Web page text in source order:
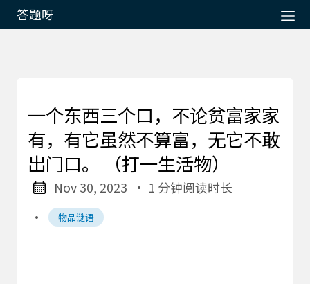
答题呀
一个东西三个口，不论贫富家家
有，有它虽然不算富，无它不敢
出门口。 （打一生活物）
Nov 30, 2023
· 1 分钟阅读时长
·
物品谜语